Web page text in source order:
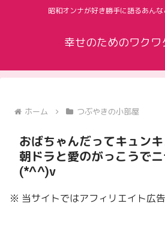
昭和オンナが好き勝手に語るあん
幸せのためのワクワ
ホーム つぶやきの小部屋
おばちゃんだってキュンキ
朝ドラと愛のがっこうで
(*^^)v
※ 当サイトではアフィリエイト広